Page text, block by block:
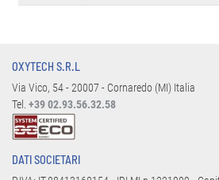
OXYTECH S.R.L
Via Vico, 54 - 20007 - Cornaredo (MI) Italia
Tel. +39 02.93.56.32.58
DATI SOCIETARI